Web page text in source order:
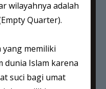
wilayahnya adalah
Quarter).
yang memiliki
dunia Islam karena
suci bagi umat